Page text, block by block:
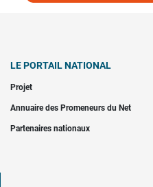
LE PORTAIL NATIONAL
Projet
Annuaire des Promeneurs du Net
Partenaires nationaux